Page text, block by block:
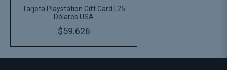
Tarjeta Playstation Gift Card | 25
Dólares USA
$59.626